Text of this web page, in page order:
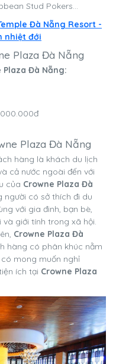
Stud Pokers…
Đà Nẵng Resort -
nhiệt đới
Plaza Đà Nẵng
Plaza Đà Nẵng:
Plaza Đà Nẵng
hàng là khách du lịch
cả nước ngoài đến với
của Crowne Plaza Đà
người có sở thích đi du
với gia đinh, bạn bè,
giới tính trong xã hội.
Crowne Plaza Đà
hàng có phân khúc nằm
mong muốn nghỉ
ích tại Crowne Plaza